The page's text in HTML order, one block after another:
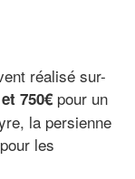
réalisé sur-
et 750€ pour un
la persienne
les